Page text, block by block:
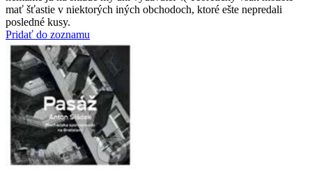
mať šťastie v niektorých iných obchodoch, ktoré ešte nepredali
posledné kusy.
Pridať do zoznamu